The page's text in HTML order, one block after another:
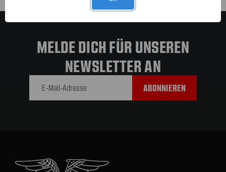
MELDE DICH FÜR UNSEREN
NEWSLETTER AN